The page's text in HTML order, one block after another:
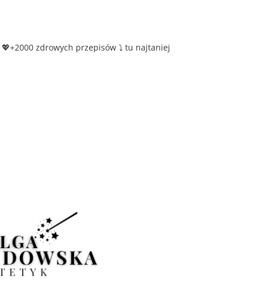
💖+2000 zdrowych przepisów ⤵️ tu najtaniej